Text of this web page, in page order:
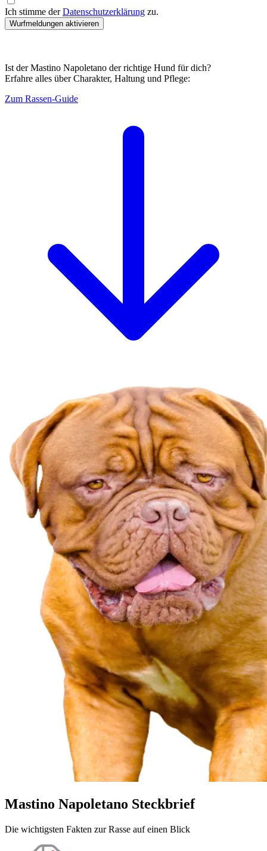
Ich stimme derDatenschutzerklärung zu.
Wurfmeldungen aktivieren
Ist der Mastino Napoletano der richtige Hund für dich?
Erfahre alles über Charakter, Haltung und Pflege:
Zum Rassen-Guide
Mastino Napoletano Steckbrief
Die wichtigsten Fakten zur Rasse auf einen Blick